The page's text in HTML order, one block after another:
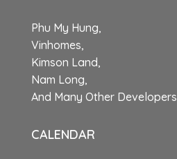
Phu My Hung,
Vinhomes,
Kimson Land,
Nam Long,
And Many Other Developers
CALENDAR